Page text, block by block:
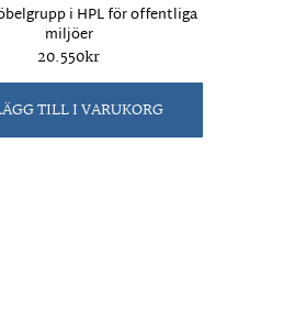
i HPL för offentliga
miljöer
20.550kr
TILL I VARUKORG